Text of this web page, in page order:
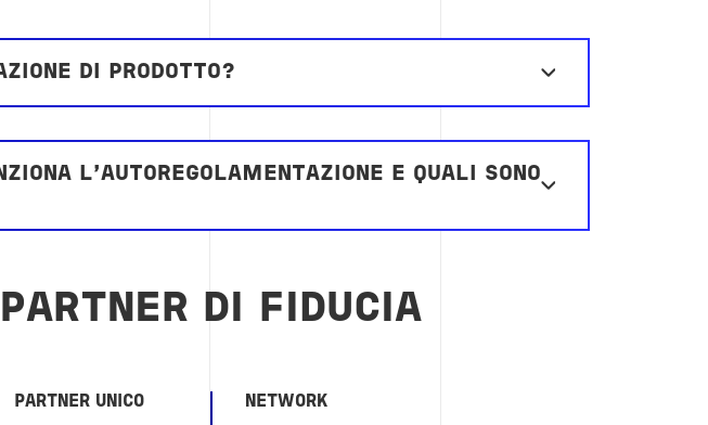
DI PRODOTTO?
L’AUTOREGOLAMENTAZIONE E QUALI SONO
DI FIDUCIA
PARTNER UNICO NETWORK